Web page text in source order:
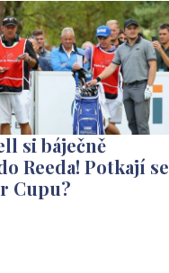
si báječně
Reeda! Potkají se
Cupu?